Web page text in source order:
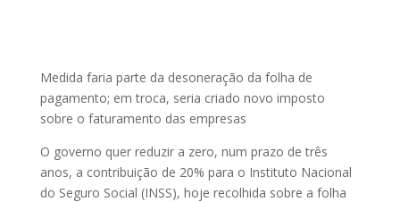
Medida faria parte da desoneração da folha de
pagamento; em troca, seria criado novo imposto
sobre o faturamento das empresas
O governo quer reduzir a zero, num prazo de três
anos, a contribuição de 20% para o Instituto Nacional
do Seguro Social (INSS), hoje recolhida sobre a folha